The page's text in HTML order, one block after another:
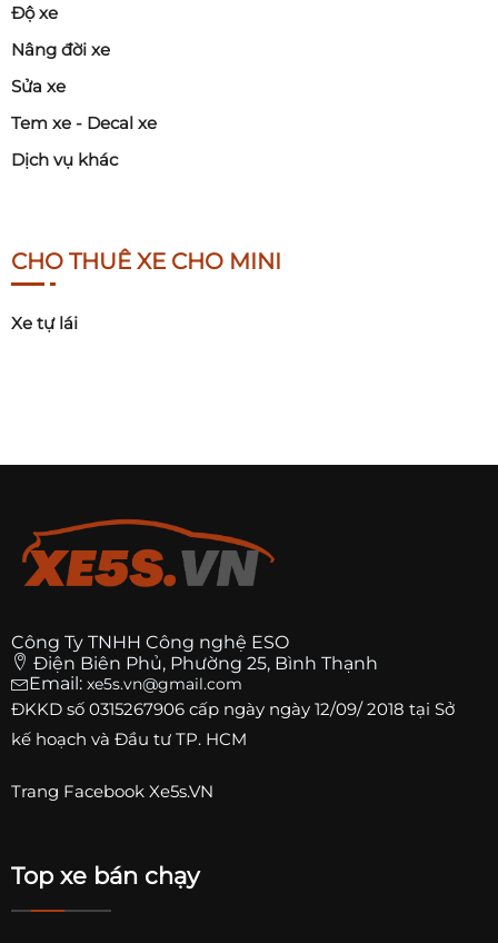
Độ xe
Nâng đời xe
Sửa xe
Tem xe - Decal xe
Dịch vụ khác
CHO THUÊ XE CHO MINI
Xe tự lái
Công Ty TNHH Công nghệ ESO
Điện Biên Phủ, Phường 25, Bình Thạnh
Email: xe5s.vn@gmail.com
ĐKKD số 0315267906 cấp ngày ngày 12/09/ 2018 tại Sở
kế hoạch và Đầu tư TP. HCM
Trang Facebook Xe5s.VN
Top xe bán chạy